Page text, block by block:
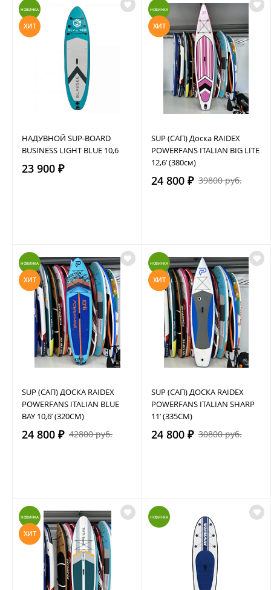
НОВИНКА
ХИТ
НАДУВНОЙ SUP-BOARD
BUSINESS LIGHT BLUE 10,6
23 900 ₽
НОВИНКА
ХИТ
SUP (САП) Доска RAIDEX
POWERFANS ITALIAN BIG LITE
12,6’ (380см)
24 800 ₽ 39800 руб.
НОВИНКА
ХИТ
SUP (САП) ДОСКА RAIDEX
POWERFANS ITALIAN BLUE
BAY 10,6’ (320СМ)
24 800 ₽ 42800 руб.
НОВИНКА
ХИТ
SUP (САП) ДОСКА RAIDEX
POWERFANS ITALIAN SHARP
11’ (335СМ)
24 800 ₽ 30800 руб.
НОВИНКА
ХИТ
НОВИНКА